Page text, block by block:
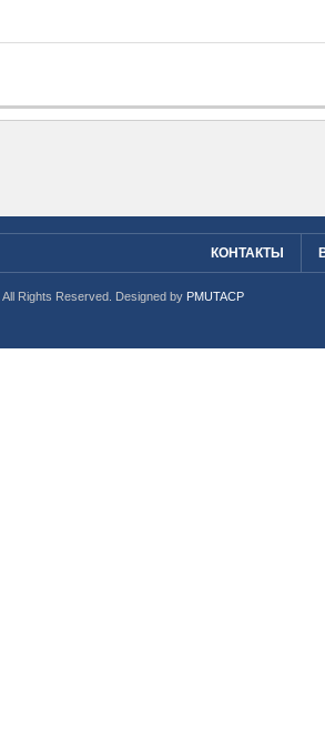
КОНТАКТЫ
Rights Reserved. Designed by PMUTACP